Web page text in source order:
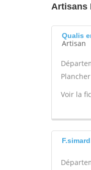
Artisans
Qualis
Artisan
Voir la